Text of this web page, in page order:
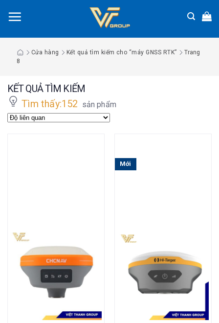
đến
dung
Cửa hàng Kết quả tìm kiếm cho “máy GNSS RTK”
Trang
8
KẾT QUẢ TÌM KIẾM
Tìm thấy:152 sản phẩm
Mới